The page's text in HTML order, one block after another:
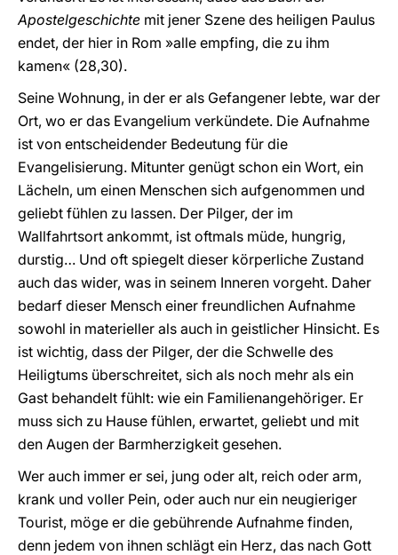
Apostelgeschichte mit jener Szene des heiligen Paulus
endet, der hier in Rom »alle empfing, die zu ihm
kamen« (28,30).
Seine Wohnung, in der er als Gefangener lebte, war der
Ort, wo er das Evangelium verkündete. Die Aufnahme
ist von entscheidender Bedeutung für die
Evangelisierung. Mitunter genügt schon ein Wort, ein
Lächeln, um einen Menschen sich aufgenommen und
geliebt fühlen zu lassen. Der Pilger, der im
Wallfahrtsort ankommt, ist oftmals müde, hungrig,
durstig… Und oft spiegelt dieser körperliche Zustand
auch das wider, was in seinem Inneren vorgeht. Daher
bedarf dieser Mensch einer freundlichen Aufnahme
sowohl in materieller als auch in geistlicher Hinsicht. Es
ist wichtig, dass der Pilger, der die Schwelle des
Heiligtums überschreitet, sich als noch mehr als ein
Gast behandelt fühlt: wie ein Familienangehöriger. Er
muss sich zu Hause fühlen, erwartet, geliebt und mit
den Augen der Barmherzigkeit gesehen.
Wer auch immer er sei, jung oder alt, reich oder arm,
krank und voller Pein, oder auch nur ein neugieriger
Tourist, möge er die gebührende Aufnahme finden,
denn jedem von ihnen schlägt ein Herz, das nach Gott